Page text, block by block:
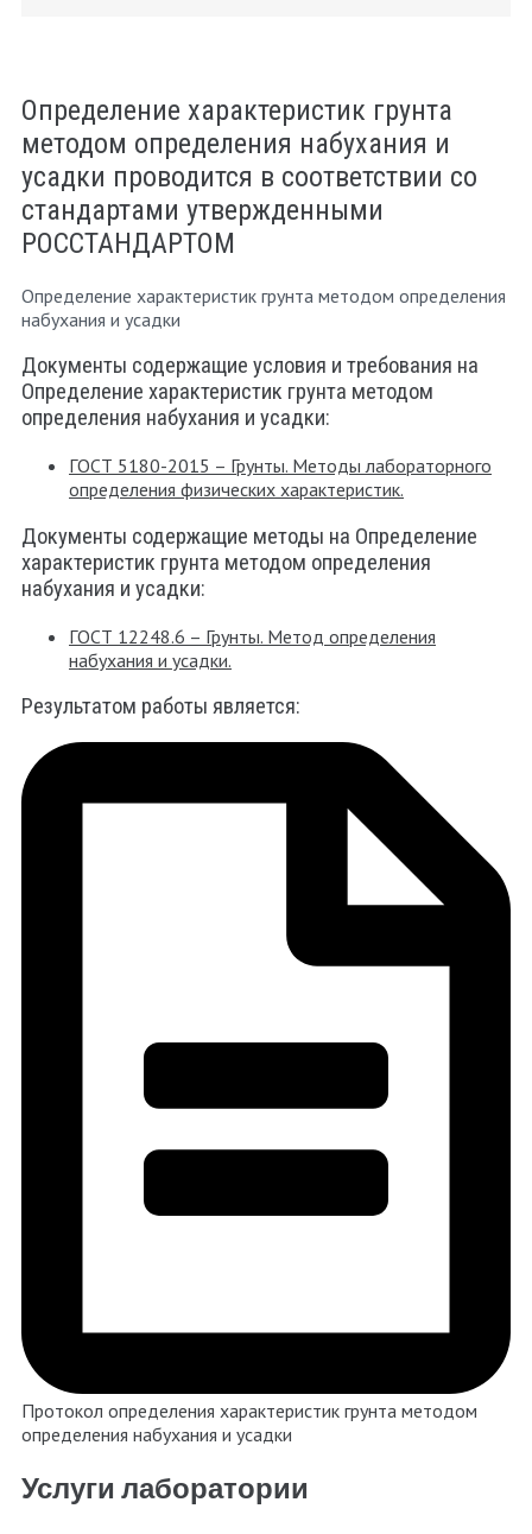
Определение характеристик грунта
методом определения набухания и
усадки проводится в соответствии со
стандартами утвержденными
РОССТАНДАРТОМ
Определение характеристик грунта методом определения
набухания и усадки
Документы содержащие условия и требования на
Определение характеристик грунта методом
определения набухания и усадки:
ГОСТ 5180-2015 – Грунты. Методы лабораторного
определения физических характеристик.
Документы содержащие методы на Определение
характеристик грунта методом определения
набухания и усадки:
ГОСТ 12248.6 – Грунты. Метод определения
набухания и усадки.
Результатом работы является:
Протокол определения характеристик грунта методом
определения набухания и усадки
Услуги лаборатории